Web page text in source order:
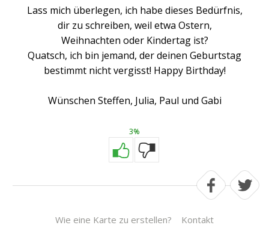
Lass mich überlegen, ich habe dieses Bedürfnis,
dir zu schreiben, weil etwa Ostern,
Weihnachten oder Kindertag ist?
Quatsch, ich bin jemand, der deinen Geburtstag
bestimmt nicht vergisst! Happy Birthday!
Wünschen Steffen, Julia, Paul und Gabi
3%
Wie eine Karte zu erstellen? Kontakt